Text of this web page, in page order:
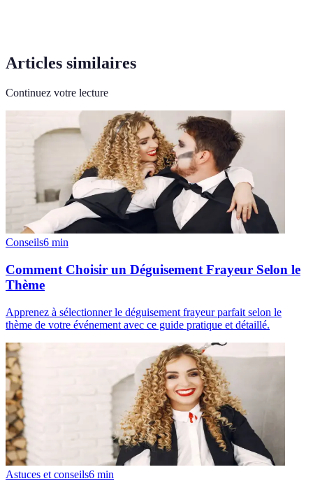
Articles similaires
Continuez votre lecture
Conseils6 min
Comment Choisir un Déguisement Frayeur Selon le
Thème
Apprenez à sélectionner le déguisement frayeur parfait selon le
thème de votre événement avec ce guide pratique et détaillé.
Astuces et conseils6 min